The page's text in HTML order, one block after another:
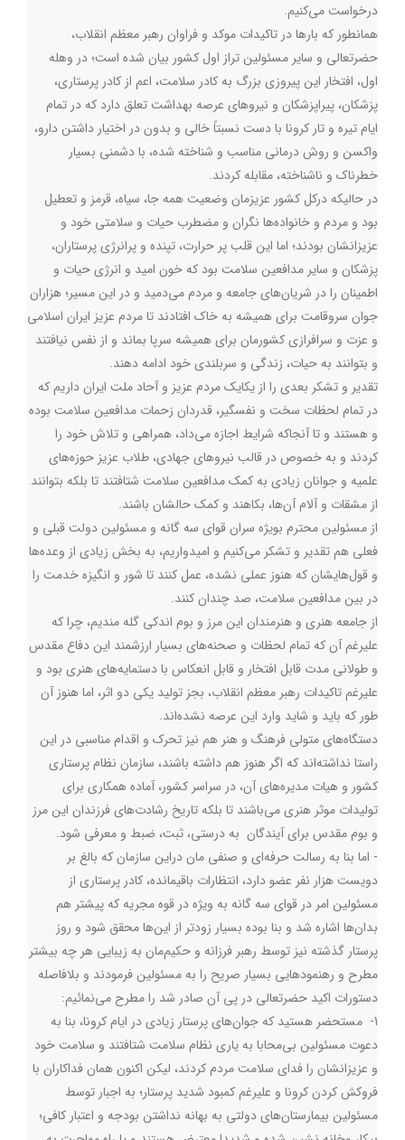
درخواست می‌کنیم.
همانطور که بارها در تاکیدات موکد و فراوان رهبر معظم انقلاب،
حضرتعالی و سایر مسئولین تراز اول کشور بیان شده است؛ در وهله
اول، افتخار این پیروزی بزرگ به کادر سلامت، اعم از کادر پرستاری،
پزشکان، پیراپزشکان و نیروهای عرصه بهداشت تعلق دارد که در تمام
ایام تیره و تار کرونا با دست نسبتاً خالی و بدون در اختیار داشتن دارو،
واکسن و روش درمانی مناسب و شناخته شده، با دشمنی بسیار
خطرناک و ناشناخته، مقابله کردند.
در حالیکه درکل کشور عزیزمان وضعیت همه جا، سیاه، قرمز و تعطیل
بود و مردم و خانواده‌ها نگران و مضطرب حیات و سلامتی خود و
عزیزانشان بودند؛ اما این قلب پر حرارت، تپنده و پرانرژی پرستاران،
پزشکان و سایر مدافعین سلامت بود که خون امید و انرژي حیات و
اطمینان را در شریان‌های جامعه و مردم می‌دمید و در این مسیر؛ هزاران
جوان سروقامت برای همیشه به خاک افتادند تا مردم عزیز ایران اسلامی
و عزت و سرافرازی کشورمان برای همیشه سرپا بماند و از نفس نیافتند
و بتوانند به حیات، زندگی و سربلندی خود ادامه دهند.
تقدیر و تشکر بعدی را از یکایک مردم عزیز و آحاد ملت ایران داریم که
در تمام لحظات سخت و نفسگیر، قدردان زحمات مدافعین سلامت بوده
و هستند و تا آنجاکه شرایط اجازه می‌داد، همراهی و تلاش خود را
کردند و به خصوص در قالب نیروهای جهادی، طلاب عزیز حوزه‌های
علمیه و جوانان زیادی به کمک مدافعین سلامت شتافتند تا بلكه بتوانند
از مشقات و آلام آن‌ها، بکاهند و کمک حالشان باشند.
از مسئولین محترم بویژه سران قوای سه گانه و مسئولین دولت قبلی و
فعلی هم تقدیر و تشکر می‌کنیم و امیدواریم، به بخش زیادی از وعده‌ها
و قول‌هایشان که هنوز عملی نشده، عمل کنند تا شور و انگیزه خدمت را
در بین مدافعین سلامت، صد چندان کنند.
از جامعه هنری و هنرمندان این مرز و بوم اندکی گله مندیم، چرا که
علیرغم آن که تمام لحظات و صحنه‌های بسیار ارزشمند این دفاع مقدس
و طولانی مدت قابل افتخار و قابل انعکاس با دستمایه‌های هنری بود و
علیرغم تاکیدات رهبر معظم انقلاب، بجز تولید یکی دو اثر، اما هنوز آن
طور که باید و شاید وارد این عرصه نشده‌اند.
دستگاه‌های متولی فرهنگ و هنر هم نیز تحرک و اقدام مناسبی در این
راستا نداشته‌اند که اگر هنوز هم داشته باشند، سازمان نظام پرستاری
کشور و هیات مدیره‌های آن، در سراسر کشور، آماده همکاری برای
تولیدات موثر هنري می‌باشند تا بلكه تاریخ رشادت‌های فرزندان این مرز
و بوم مقدس برای آیندگان به درستي، ثبت، ضبط و معرفی شود.
- اما بنا به رسالت حرفه‌ای و صنفی مان دراین سازمان که بالغ بر
دویست هزار نفر عضو دارد، انتظارات باقیمانده، کادر پرستاری از
مسئولین امر در قوای سه گانه به ویژه در قوه مجریه که پیشتر هم
بدان‌ها اشاره شد و بنا بوده بسیار زودتر از این‌ها محقق شود و روز
پرستار گذشته نيز توسط رهبر فرزانه و حکیم‌مان به زیبایی هر چه بیشتر
مطرح و رهنمودهایی بسیار صریح را به مسئولین فرمودند و بلافاصله
دستورات اکید حضرتعالی در پی آن صادر شد را مطرح می‌نمائیم:
1- مستحضر هستيد كه جوان‌های پرستار زیادی در ایام کرونا، بنا به
دعوت مسئولین بی‌محابا به یاری نظام سلامت شتافتند و سلامت خود
و عزیزانشان را فدای سلامت مردم کردند، لیکن اکنون همان فداکاران با
فروكش كردن كرونا و عليرغم كمبود شدید پرستار؛ به اجبار توسط
مسئولين بيمارستان‌هاي دولتي به بهانه نداشتن بودجه و اعتبار کافی؛